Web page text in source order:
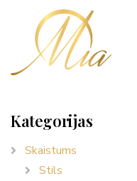
Kategorijas
Skaistums
Stils